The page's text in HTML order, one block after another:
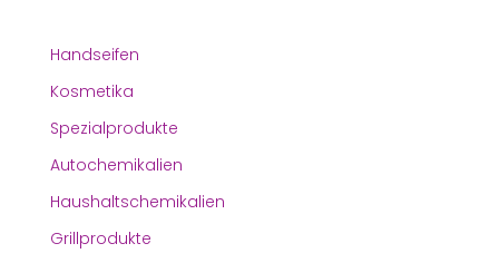
Handseifen
Kosmetika
Spezialprodukte
Autochemikalien
Haushaltschemikalien
Grillprodukte